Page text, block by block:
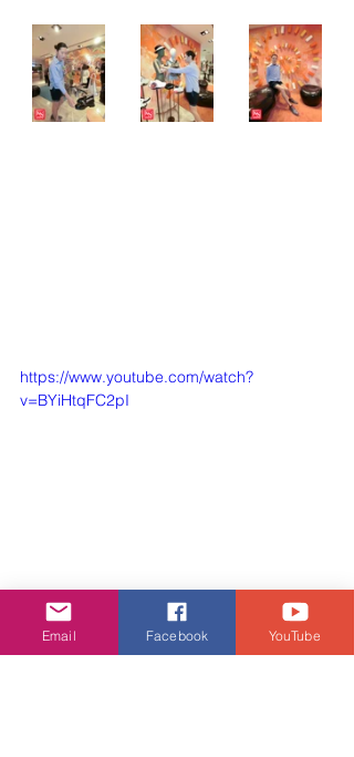
https://www.youtube.com/watch?
v=BYiHtqFC2pI
娛樂頭條
Email Facebook YouTube